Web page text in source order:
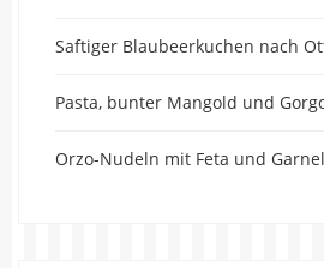
Saftiger Blaubeerkuchen nach
Pasta, bunter Mangold und
Orzo-Nudeln mit Feta und